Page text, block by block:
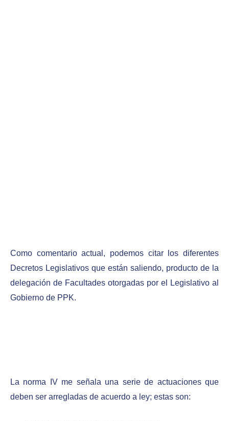
Como comentario actual, podemos citar los diferentes
Decretos Legislativos que están saliendo, producto de la
delegación de Facultades otorgadas por el Legislativo al
Gobierno de PPK.
La norma IV me señala una serie de actuaciones que
deben ser arregladas de acuerdo a ley; estas son: